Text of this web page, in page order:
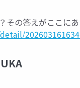
その答えがここにあ